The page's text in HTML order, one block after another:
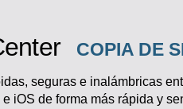
COPIA DE
seguras e inalámbricas
iOS de forma más rápida y